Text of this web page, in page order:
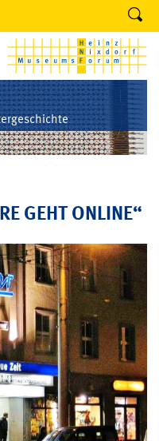
GEHT ONLINE“